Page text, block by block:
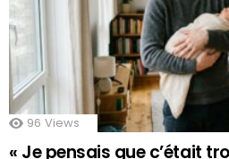
96 Views
« Je pensais que c’était